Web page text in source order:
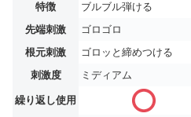
特徴 ブルブル弾ける
先端刺激
ゴロゴロ
根元刺激
ゴロッと締めつける
刺激度
ミディアム
繰り返し使用